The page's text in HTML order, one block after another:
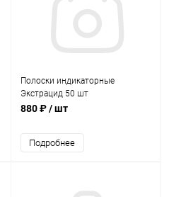
Полоски индикаторные
Экстрацид 50 шт
880 ₽/ шт
Подробнее